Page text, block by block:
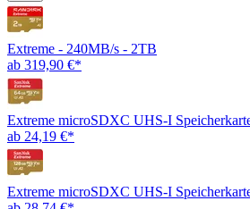
Extreme - 240MB/s - 2TB
ab 319,90 €*
Extreme microSDXC UHS-I
ab 24,19 €*
Extreme microSDXC UHS-I